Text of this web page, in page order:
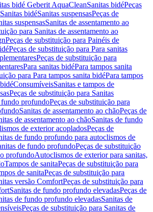
bidé Geberit AquaCleanSanitas bidéPeças
bidéSanitas suspensasPeças de
suspensasSanitas de assentamento ao
para Sanitas de assentamento ao
Peças de substituição para Painéis de
Peças de substituição para Para sanitas
Peças de substituição para
Para sanitas bidéPara tampos sanita
para Para tampos sanita bidéPara tampos
ConsumíveisSanitas e tampos de
Peças de substituição para Sanitas
fundo profundoPeças de substituição para
Sanitas de assentamento ao chãoPeças de
de assentamento ao chãoSanitas de fundo
de exterior acopladosPeças de
de fundo profundo para autoclismos de
de fundo profundoPeças de substituição
profundoAutoclismos de exterior para sanitas,
Tampos de sanitaPeças de substituição para
de sanitaPeças de substituição para
versão ComfortPeças de substituição para
Sanitas de fundo profundo elevadasPeças de
de fundo profundo elevadasSanitas de
Peças de substituição para Sanitas de